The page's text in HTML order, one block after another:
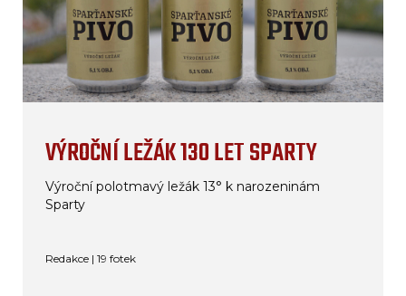
VÝROČNÍ LEŽÁK 130 LET SPARTY
Výroční polotmavý ležák 13° k narozeninám
Sparty
Redakce | 19 fotek